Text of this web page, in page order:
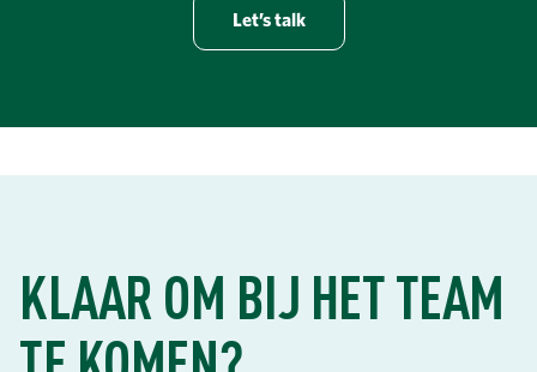
Let’s talk
KLAAR OM BIJ HET TEAM